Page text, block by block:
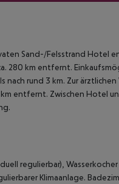
Sand-/Felsstrand Hotel
280 km entfernt.
rund 3 km. Zur
km entfernt. Zwischen Hotel
regulierbar),
Klimaanlage.